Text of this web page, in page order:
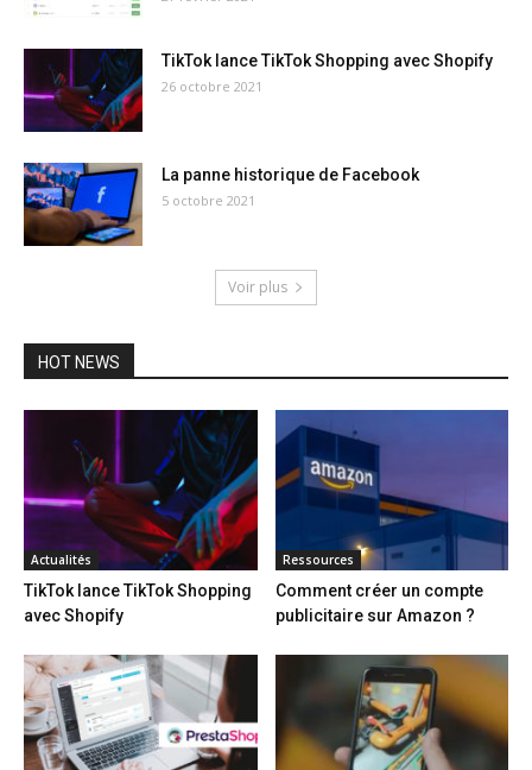
TikTok lance TikTok Shopping avec Shopify
26 octobre 2021
La panne historique de Facebook
5 octobre 2021
Voir plus
HOT NEWS
Actualités
TikTok lance TikTok Shopping
avec Shopify
Ressources
Comment créer un compte
publicitaire sur Amazon ?